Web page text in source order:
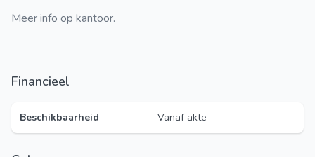
Meer info op kantoor.
Financieel
Beschikbaarheid Vanaf akte